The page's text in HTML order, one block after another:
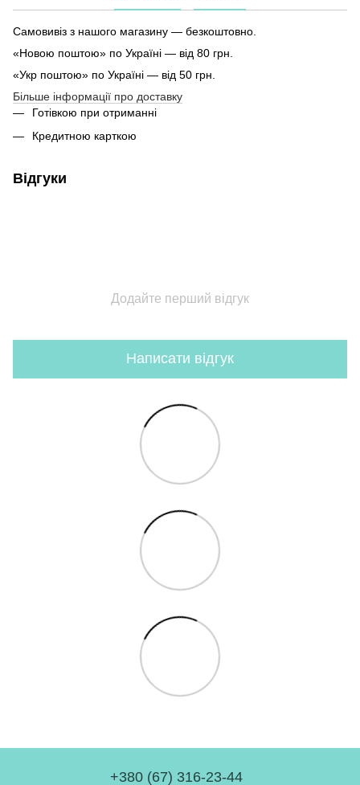
Самовивіз з нашого магазину — безкоштовно.
«Новою поштою» по Україні — від 80 грн.
«Укр поштою» по Україні — від 50 грн.
Більше інформації про доставку
Готівкою при отриманні
Кредитною карткою
Відгуки
Додайте перший відгук
Написати відгук
+380 (67) 316-23-44